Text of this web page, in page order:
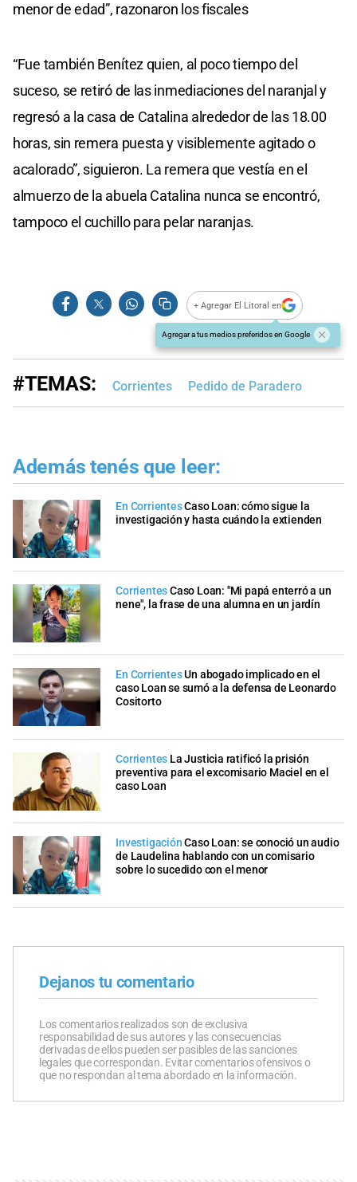
menor de edad”, razonaron los fiscales
“Fue también Benítez quien, al poco tiempo del
suceso, se retiró de las inmediaciones del naranjal y
regresó a la casa de Catalina alrededor de las 18.00
horas, sin remera puesta y visiblemente agitado o
acalorado”, siguieron. La remera que vestía en el
almuerzo de la abuela Catalina nunca se encontró,
tampoco el cuchillo para pelar naranjas.
+ Agregar El Litoral en
Agregar a tus medios preferidos en Google
#TEMAS: Corrientes Pedido de Paradero
Además tenés que leer:
En CorrientesCaso Loan: cómo sigue la
investigación y hasta cuándo la extienden
CorrientesCaso Loan: "Mi papá enterró a un
nene", la frase de una alumna en un jardín
En CorrientesUn abogado implicado en el
caso Loan se sumó a la defensa de Leonardo
Cositorto
Corrientes La Justicia ratificó la prisión
preventiva para el excomisario Maciel en el
caso Loan
InvestigaciónCaso Loan: se conoció un audio
de Laudelina hablando con un comisario
sobre lo sucedido con el menor
Dejanos tu comentario
Los comentarios realizados son de exclusiva
responsabilidad de sus autores y las consecuencias
derivadas de ellos pueden ser pasibles de las sanciones
legales que correspondan. Evitar comentarios ofensivos o
que no respondan al tema abordado en la información.